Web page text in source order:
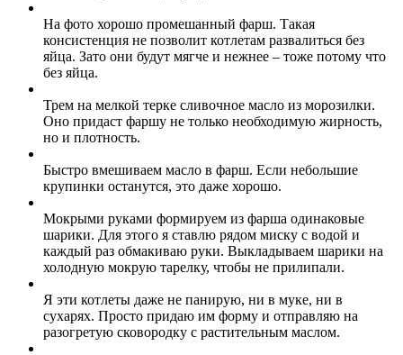
На фото хорошо промешанный фарш. Такая
консистенция не позволит котлетам развалиться без
яйца. Зато они будут мягче и нежнее – тоже потому что
без яйца.
Трем на мелкой терке сливочное масло из морозилки.
Оно придаст фаршу не только необходимую жирность,
но и плотность.
Быстро вмешиваем масло в фарш. Если небольшие
крупинки останутся, это даже хорошо.
Мокрыми руками формируем из фарша одинаковые
шарики. Для этого я ставлю рядом миску с водой и
каждый раз обмакиваю руки. Выкладываем шарики на
холодную мокрую тарелку, чтобы не прилипали.
Я эти котлеты даже не панирую, ни в муке, ни в
сухарях. Просто придаю им форму и отправляю на
разогретую сковородку с растительным маслом.